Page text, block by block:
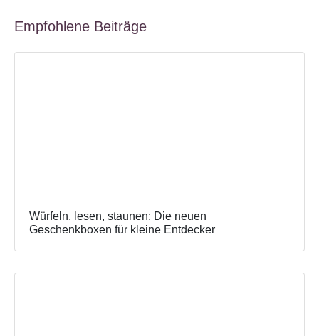
Empfohlene Beiträge
Würfeln, lesen, staunen: Die neuen
Geschenkboxen für kleine Entdecker